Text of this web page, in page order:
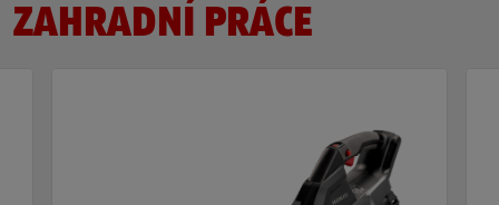
ZAHRADNÍ PRÁCE